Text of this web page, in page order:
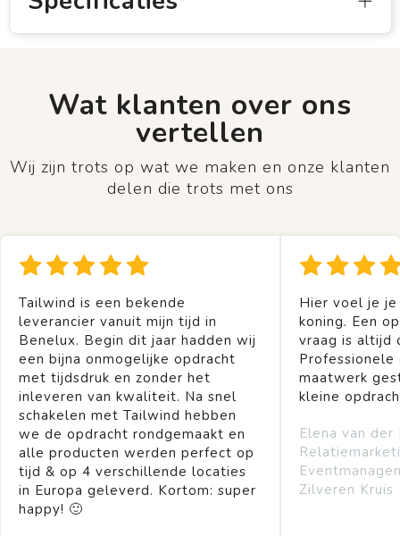
Wat klanten over ons
vertellen
Wij zijn trots op wat we maken en onze klanten
delen die trots met ons
Tailwind is een bekende
leverancier vanuit mijn tijd in
Benelux. Begin dit jaar hadden wij
een bijna onmogelijke opdracht
met tijdsdruk en zonder het
inleveren van kwaliteit. Na snel
schakelen met Tailwind hebben
we de opdracht rondgemaakt en
alle producten werden perfect op
tijd & op 4 verschillende locaties
in Europa geleverd. Kortom: super
happy! 🙂
Hier voel je
koning. Een
vraag is altijd
Professionele
maatwerk
kleine
Elena van der
Zilveren Kruis